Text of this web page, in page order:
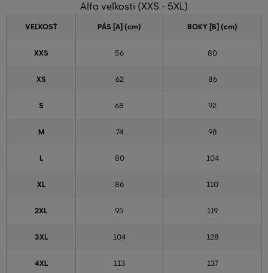
Alfa veľkosti (XXS - 5XL)
VEĽKOSŤ PÁS [A] (cm) BOKY [B] (cm)
XXS 56 80
XS 62 86
S 68 92
M 74 98
L 80 104
XL 86 110
2XL 95 119
3XL 104 128
4XL 113 137